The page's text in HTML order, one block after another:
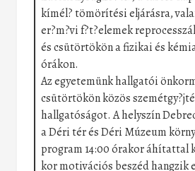
kímél? tömörítési eljárásra,
er?m?vi f?t?elemek
és csütörtökön a fizikai és
órákon.
Az egyetemünk hallgatói
csütörtökön közös
hallgatóságot. A helyszín
a Déri tér és Déri Múzeum
program 14:00 órakor áhítattal
kor motivációs beszéd hangzik